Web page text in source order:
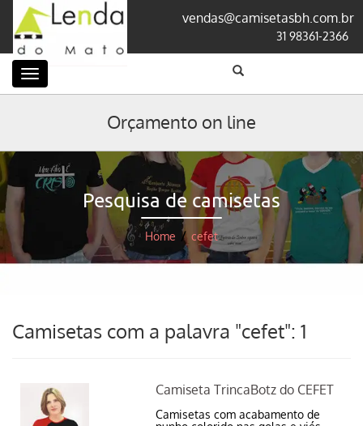
vendas@camisetasbh.com.br
31 98361-2366
Categorias
Orçamento on line
Pesquisa de camisetas
Home / cefet
Camisetas com a palavra "cefet": 1
Camiseta TrincaBotz do CEFET
Camisetas com acabamento de